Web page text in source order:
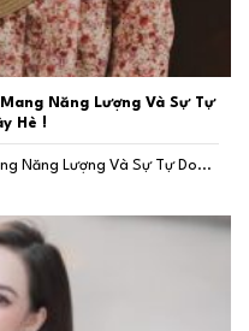
Năng Lượng Và Sự Tự
Hè !
Năng Lượng Và Sự Tự Do...